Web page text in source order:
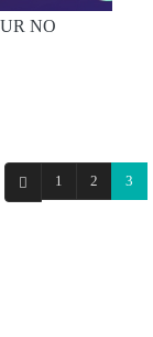
NO
1 2 3